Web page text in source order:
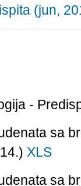
(jun,
-
sa
XLS
sa